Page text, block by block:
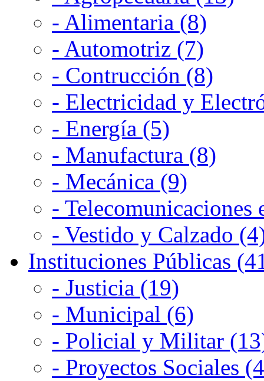
- Alimentaria (8)
- Automotriz (7)
- Contrucción (8)
- Electricidad y
- Energía (5)
- Manufactura (8)
- Mecánica (9)
-
- Vestido y Calzado
Instituciones Públicas
- Justicia (19)
- Municipal (6)
- Policial y Militar
- Proyectos Sociales